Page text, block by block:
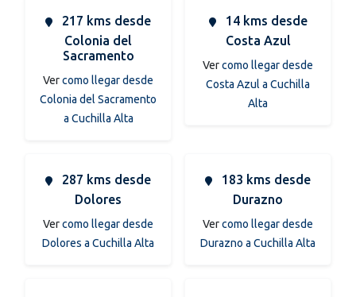
217 kms desde
Colonia del
Sacramento
Vercomo llegar desde
Colonia del Sacramento
a Cuchilla Alta
14 kms desde
Costa Azul
Vercomo llegar desde
Costa Azul a Cuchilla
Alta
287 kms desde
Dolores
Vercomo llegar desde
Dolores a Cuchilla Alta
183 kms desde
Durazno
Vercomo llegar desde
Durazno a Cuchilla Alta